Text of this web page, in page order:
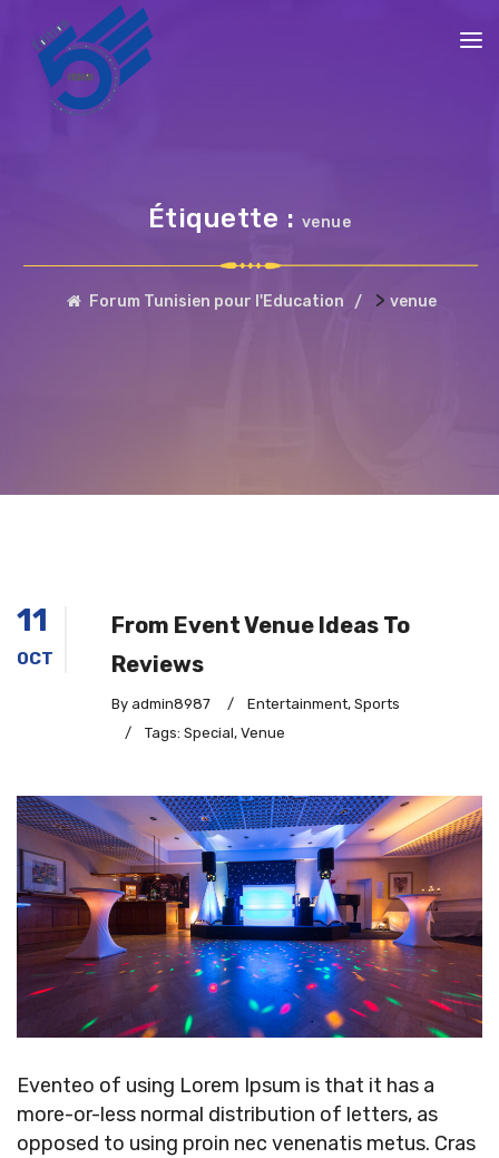
Étiquette : venue
Forum Tunisien pour l'Education > venue
11
OCT
From Event Venue Ideas To
Reviews
By admin8987 / Entertainment, Sports
/
Tags: Special, Venue
Eventeo of using Lorem Ipsum is that it has a
more-or-less normal distribution of letters, as
opposed to using proin nec venenatis metus. Cras